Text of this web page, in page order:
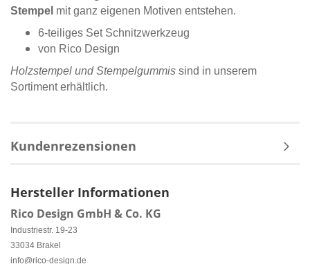
Stempel mit ganz eigenen Motiven entstehen.
6-teiliges Set Schnitzwerkzeug
von Rico Design
Holzstempel und Stempelgummis sind in unserem
Sortiment erhältlich.
Kundenrezensionen
Hersteller Informationen
Rico Design GmbH & Co. KG
Industriestr. 19-23
33034 Brakel
info@rico-design.de